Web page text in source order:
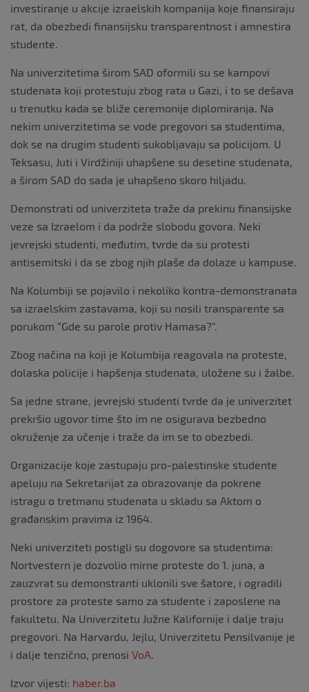
investiranje u akcije izraelskih kompanija koje finansiraju
rat, da obezbedi finansijsku transparentnost i amnestira
studente.
Na univerzitetima širom SAD oformili su se kampovi
studenata koji protestuju zbog rata u Gazi, i to se dešava
u trenutku kada se bliže ceremonije diplomiranja. Na
nekim univerzitetima se vode pregovori sa studentima,
dok se na drugim studenti sukobljavaju sa policijom. U
Teksasu, Juti i Virdžiniji uhapšene su desetine studenata,
a širom SAD do sada je uhapšeno skoro hiljadu.
Demonstrati od univerziteta traže da prekinu finansijske
veze sa Izraelom i da podrže slobodu govora. Neki
jevrejski studenti, međutim, tvrde da su protesti
antisemitski i da se zbog njih plaše da dolaze u kampuse.
Na Kolumbiji se pojavilo i nekoliko kontra-demonstranata
sa izraelskim zastavama, koji su nosili transparente sa
porukom “Gde su parole protiv Hamasa?”.
Zbog načina na koji je Kolumbija reagovala na proteste,
dolaska policije i hapšenja studenata, uložene su i žalbe.
Sa jedne strane, jevrejski studenti tvrde da je univerzitet
prekršio ugovor time što im ne osigurava bezbedno
okruženje za učenje i traže da im se to obezbedi.
Organizacije koje zastupaju pro-palestinske studente
apeluju na Sekretarijat za obrazovanje da pokrene
istragu o tretmanu studenata u skladu sa Aktom o
građanskim pravima iz 1964.
Neki univerziteti postigli su dogovore sa studentima:
Nortvestern je dozvolio mirne proteste do 1. juna, a
zauzvrat su demonstranti uklonili sve šatore, i ogradili
prostore za proteste samo za studente i zaposlene na
fakultetu. Na Univerzitetu Južne Kalifornije i dalje traju
pregovori. Na Harvardu, Jejlu, Univerzitetu Pensilvanije je
i dalje tenzično, prenosi VoA.
Izvor vijesti: haber.ba